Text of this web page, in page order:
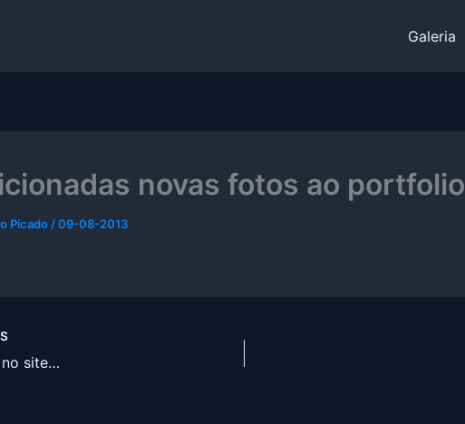
Galeria
novas fotos ao portfolio
Picado /09-08-2013
no site…